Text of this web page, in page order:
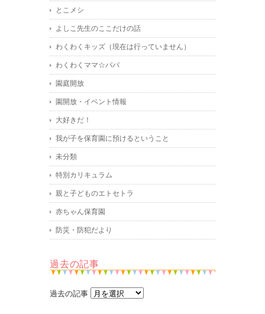
とこメシ
よしこ先生のここだけの話
わくわくキッズ（現在は行っていません）
わくわくママ☆パパ
園庭開放
園開放・イベント情報
大好きだ！
我が子を保育園に預けるということ
未分類
特別カリキュラム
親と子どものエトセトラ
赤ちゃん保育園
防災・防犯だより
過去の記事
過去の記事